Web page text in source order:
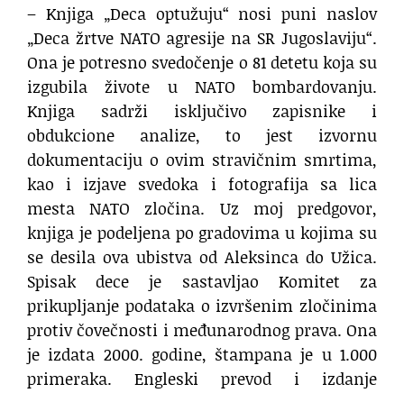
– Knjiga „Deca optužuju“ nosi puni naslov
„Deca žrtve NATO agresije na SR Jugoslaviju“.
Ona je potresno svedočenje o 81 detetu koja su
izgubila živote u NATO bombardovanju.
Knjiga sadrži isključivo zapisnike i
obdukcione analize, to jest izvornu
dokumentaciju o ovim stravičnim smrtima,
kao i izjave svedoka i fotografija sa lica
mesta NATO zločina. Uz moj predgovor,
knjiga je podeljena po gradovima u kojima su
se desila ova ubistva od Aleksinca do Užica.
Spisak dece je sastavljao Komitet za
prikupljanje podataka o izvršenim zločinima
protiv čovečnosti i međunarodnog prava. Ona
je izdata 2000. godine, štampana je u 1.000
primeraka. Engleski prevod i izdanje